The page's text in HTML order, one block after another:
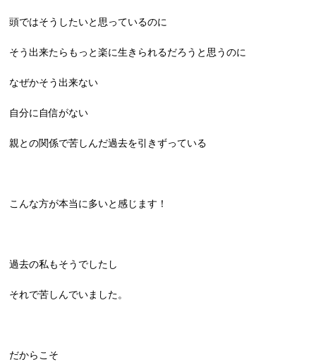
頭ではそうしたいと思っているのに
そう出来たらもっと楽に生きられるだろうと思うのに
なぜかそう出来ない
自分に自信がない
親との関係で苦しんだ過去を引きずっている
こんな方が本当に多いと感じます！
過去の私もそうでしたし
それで苦しんでいました。
だからこそ